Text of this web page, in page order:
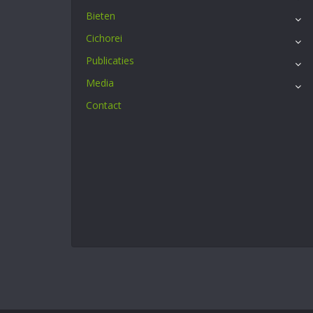
Bieten
Cichorei
Publicaties
Media
Contact